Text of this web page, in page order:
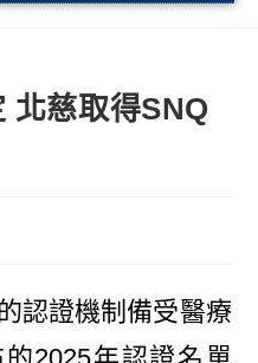
北慈取得SNQ
認證機制備受醫療